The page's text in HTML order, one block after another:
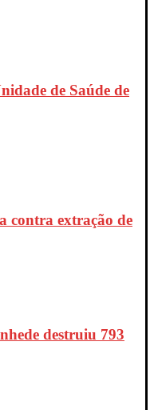
de Saúde de
contra extração de
destruiu 793